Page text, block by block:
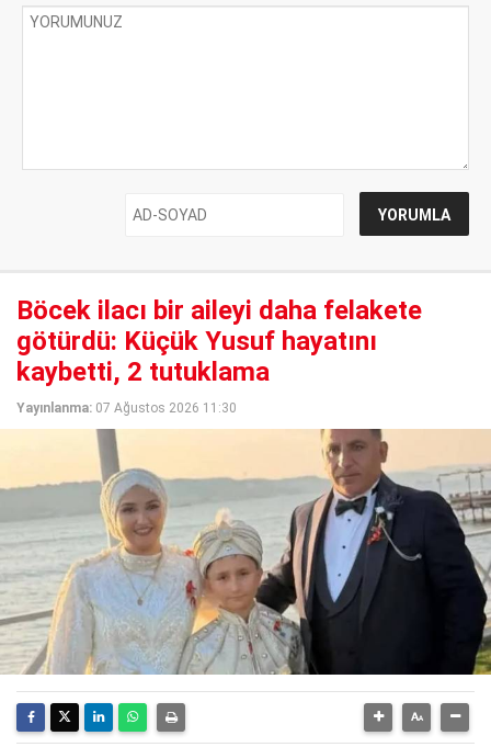
Böcek ilacı bir aileyi daha felakete
götürdü: Küçük Yusuf hayatını
kaybetti, 2 tutuklama
Yayınlanma: 07 Ağustos 2026 11:30